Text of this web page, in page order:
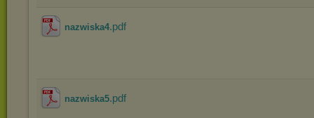
nazwiska4.pdf
nazwiska5.pdf